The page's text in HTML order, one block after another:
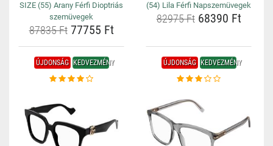
SIZE (55) Arany Férfi Dioptriás
szemüvegek
87835 Ft77755 Ft
(54) Lila Férfi Napszemüvegek
82975 Ft68390 Ft
ÚJDONSÁG KEDVEZMÉNY ÚJDONSÁG KEDVEZMÉNY